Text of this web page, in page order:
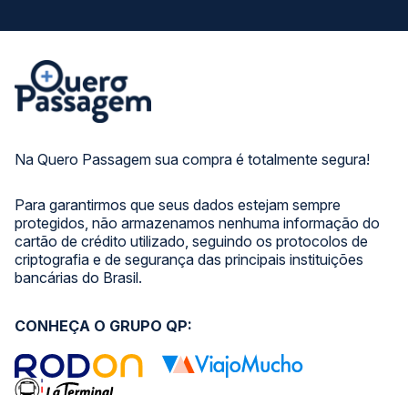
Na Quero Passagem sua compra é totalmente segura!
Para garantirmos que seus dados estejam sempre
protegidos, não armazenamos nenhuma informação do
cartão de crédito utilizado, seguindo os protocolos de
criptografia e de segurança das principais instituições
bancárias do Brasil.
CONHEÇA O GRUPO QP: